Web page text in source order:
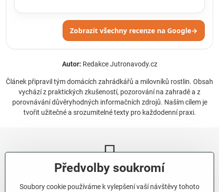
Zobrazit všechny recenze na Google→
Autor: Redakce Jutronavody.cz
Článek připravil tým domácích zahrádkářů a milovníků rostlin. Obsah
vychází z praktických zkušeností, pozorování na zahradě a z
porovnávání důvěryhodných informačních zdrojů. Naším cílem je
tvořit užitečné a srozumitelné texty pro každodenní praxi.
Newsletter
Předvolby soukromí
Soubory cookie používáme k vylepšení vaší návštěvy tohoto